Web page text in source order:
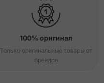
100% оригинал
Только оригинальные товары от
брендов